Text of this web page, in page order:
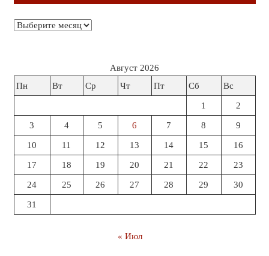
Архивы
Август 2026
Пн
Вт Ср Чт Пт Сб Вс
1 2
3 4 5 6 7 8 9
10 11 12 13 14 15 16
17 18 19 20 21 22 23
24 25 26 27 28 29 30
31
« Июл